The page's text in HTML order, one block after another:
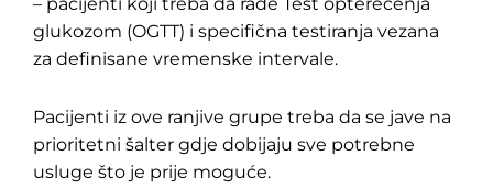
glukozom (OGTT) i specifična testiranja vezana
za definisane vremenske intervale.
Pacijenti iz ove ranjive grupe treba da se jave na
prioritetni šalter gdje dobijaju sve potrebne
usluge što je prije moguće.